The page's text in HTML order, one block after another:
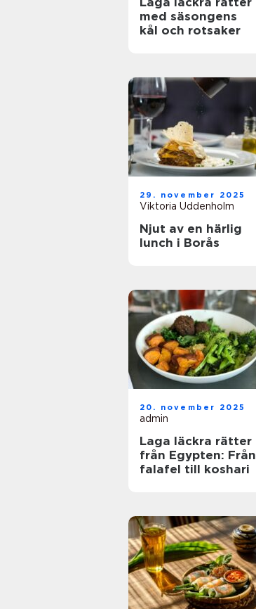
med säsongens
kål och rotsaker
29. november 2025
Viktoria Uddenholm
Njut av en härlig
lunch i Borås
20. november 2025
admin
Laga läckra rätter
från Egypten: Från
falafel till koshari